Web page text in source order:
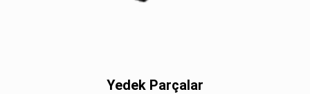
Yedek Parçalar